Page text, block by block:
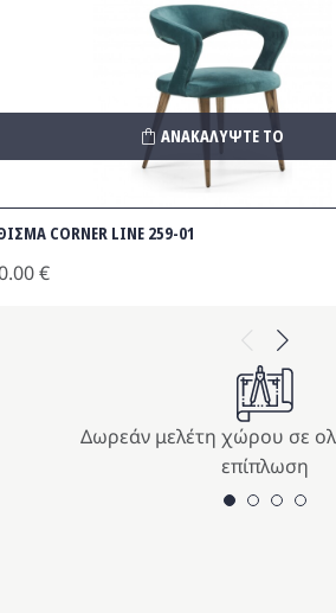
Previous
CORNER LINE 259-01
€
ΑΝΑΚΑΛΥΨΤΕ ΤΟ
Next
Δωρεάν μελέτη χώρου σε
επίπλωση